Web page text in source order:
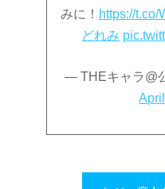
みに！ https://t.co/
どれみ
— THEキャラ@